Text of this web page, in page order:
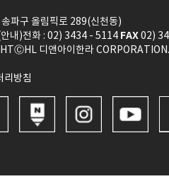
송파구 올림픽로 289(신천동)
내)전화 : 02) 3434 - 5114 FAX02)
디앤아이한라
리방침